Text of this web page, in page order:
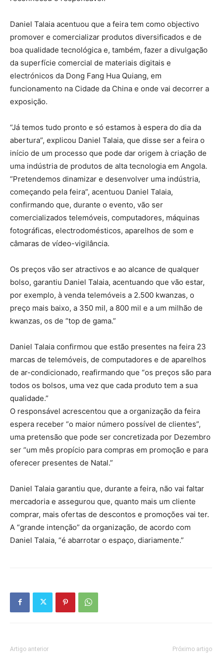
Daniel Talaia acentuou que a feira tem como objectivo
promover e comercializar produtos diversificados e de
boa qualidade tecnológica e, também, fazer a divulgação
da superfície comercial de materiais digitais e
electrónicos da Dong Fang Hua Quiang, em
funcionamento na Cidade da China e onde vai decorrer a
exposição.
“Já temos tudo pronto e só estamos à espera do dia da
abertura”, explicou Daniel Talaia, que disse ser a feira o
início de um processo que pode dar origem à criação de
uma indústria de produtos de alta tecnologia em Angola.
“Pretendemos dinamizar e desenvolver uma indústria,
começando pela feira”, acentuou Daniel Talaia,
confirmando que, durante o evento, vão ser
comercializados telemóveis, computadores, máquinas
fotográficas, electrodomésticos, aparelhos de som e
câmaras de vídeo-vigilância.
Os preços vão ser atractivos e ao alcance de qualquer
bolso, garantiu Daniel Talaia, acentuando que vão estar,
por exemplo, à venda telemóveis a 2.500 kwanzas, o
preço mais baixo, a 350 mil, a 800 mil e a um milhão de
kwanzas, os de “top de gama.”
Daniel Talaia confirmou que estão presentes na feira 23
marcas de telemóveis, de computadores e de aparelhos
de ar-condicionado, reafirmando que “os preços são para
todos os bolsos, uma vez que cada produto tem a sua
qualidade.”
O responsável acrescentou que a organização da feira
espera receber “o maior número possível de clientes”,
uma pretensão que pode ser concretizada por Dezembro
ser “um mês propício para compras em promoção e para
oferecer presentes de Natal.”
Daniel Talaia garantiu que, durante a feira, não vai faltar
mercadoria e assegurou que, quanto mais um cliente
comprar, mais ofertas de descontos e promoções vai ter.
A “grande intenção” da organização, de acordo com
Daniel Talaia, “é abarrotar o espaço, diariamente.”
Artigo anterior Próximo artigo